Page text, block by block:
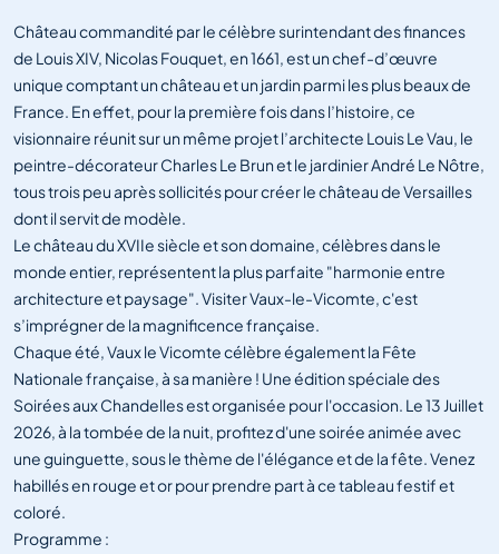
Château commandité par le célèbre surintendant des finances
de Louis XIV, Nicolas Fouquet, en 1661, est un chef-d’œuvre
unique comptant un château et un jardin parmi les plus beaux de
France. En effet, pour la première fois dans l’histoire, ce
visionnaire réunit sur un même projet l’architecte Louis Le Vau, le
peintre-décorateur Charles Le Brun et le jardinier André Le Nôtre,
tous trois peu après sollicités pour créer le château de Versailles
dont il servit de modèle.
Le château du XVIIe siècle et son domaine, célèbres dans le
monde entier, représentent la plus parfaite "harmonie entre
architecture et paysage". Visiter Vaux-le-Vicomte, c'est
s’imprégner de la magnificence française.
Chaque été, Vaux le Vicomte célèbre également la Fête
Nationale française, à sa manière ! Une édition spéciale des
Soirées aux Chandelles est organisée pour l'occasion. Le 13 Juillet
2026, à la tombée de la nuit, profitez d'une soirée animée avec
une guinguette, sous le thème de l'élégance et de la fête. Venez
habillés en rouge et or pour prendre part à ce tableau festif et
coloré.
Programme :